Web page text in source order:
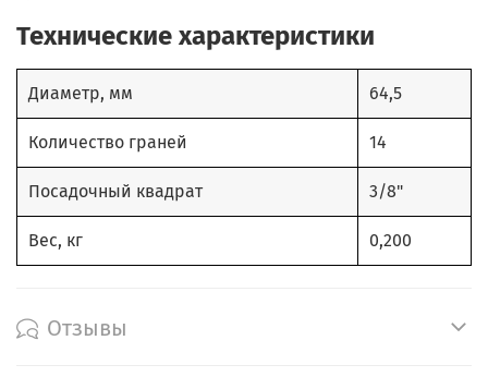
Технические характеристики
Диаметр, мм 64,5
Количество граней 14
Посадочный квадрат 3/8"
Вес, кг 0,200
Отзывы